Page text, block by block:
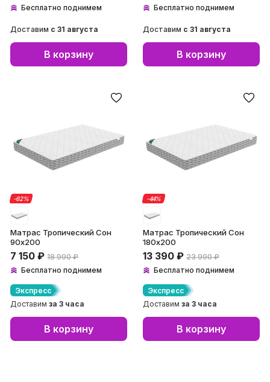
Бесплатно поднимем
Доставим с 31 августа
В корзину
Бесплатно поднимем
Доставим с 31 августа
В корзину
-62%
-62%
Матрас Тропический Сон
90х200
7 150 ₽ 18 990₽
Бесплатно поднимем
Экспресс
Доставим за 3 часа
В корзину
-44%
-44%
Матрас Тропический Сон
180х200
13 390 ₽ 23 990₽
Бесплатно поднимем
Экспресс
Доставим за 3 часа
В корзину